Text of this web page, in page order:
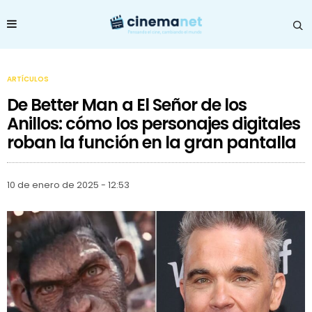
ARTÍCULOS
De Better Man a El Señor de los
Anillos: cómo los personajes digitales
roban la función en la gran pantalla
10 de enero de 2025 - 12:53